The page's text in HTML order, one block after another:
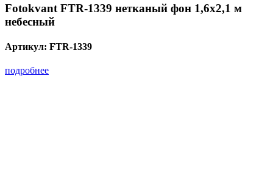
Fotokvant FTR-1339 нетканый фон 1,6х2,1 м
небесный
Артикул: FTR-1339
подробнее